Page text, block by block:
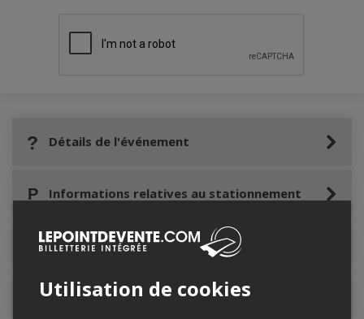
Détails de l'événement
Informations relatives au stationnement
Lieu de l'événement
Contacter l'organisateur
Utilisation de cookies